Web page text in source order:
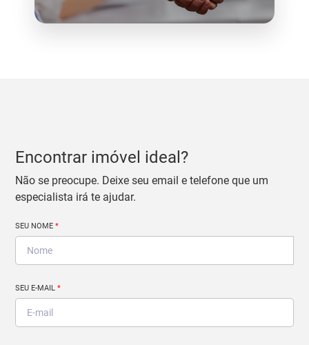
Encontrar imóvel ideal?
Não se preocupe. Deixe seu email e telefone que um
especialista irá te ajudar.
SEU NOME*
SEU E-MAIL*